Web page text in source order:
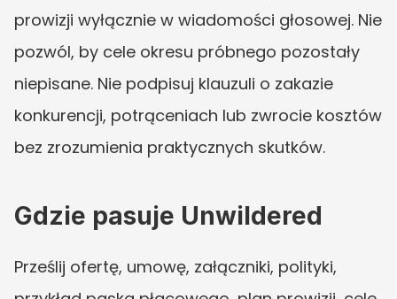
prowizji wyłącznie w wiadomości głosowej. Nie
pozwól, by cele okresu próbnego pozostały
niepisane. Nie podpisuj klauzuli o zakazie
konkurencji, potrąceniach lub zwrocie kosztów
bez zrozumienia praktycznych skutków.
Gdzie pasuje Unwildered
Prześlij ofertę, umowę, załączniki, polityki,